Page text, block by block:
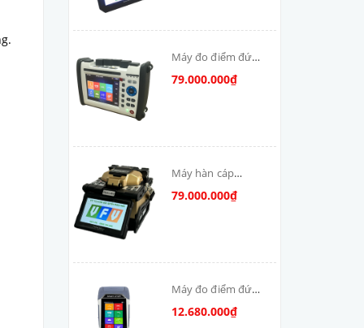
Máy đo điểm đứt
cáp quang: DSX-
79.000.000₫
Máy hàn cáp
quang Skycom
79.000.000₫
Máy đo điểm đứt
cáp quang OTDR-
12.680.000₫